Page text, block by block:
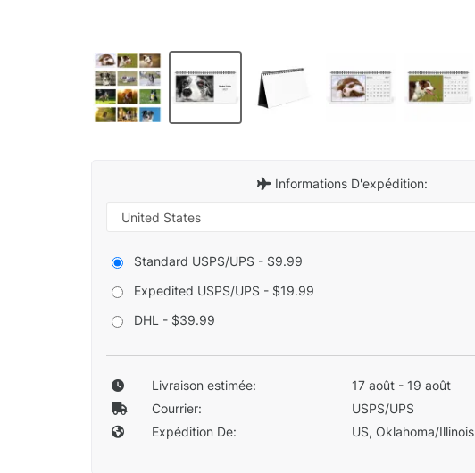
Informations D'expédition:
Standard USPS/UPS - $9.99
Expedited USPS/UPS - $19.99
DHL - $39.99
Livraison estimée:
17 août - 19 août
Courrier:
USPS/UPS
Expédition De:
US, Oklahoma/Illinois